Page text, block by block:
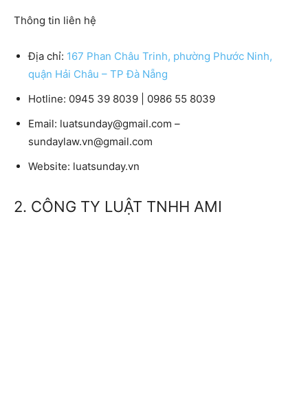
Thông tin liên hệ
Địa chỉ: 167 Phan Châu Trinh, phường Phước Ninh,
quận Hải Châu – TP Đà Nẵng
Hotline: 0945 39 8039 | 0986 55 8039
Email: luatsunday@gmail.com –
sundaylaw.vn@gmail.com
Website: luatsunday.vn
2. CÔNG TY LUẬT TNHH AMI